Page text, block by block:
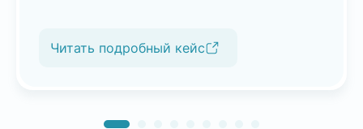
Читать подробный кейс